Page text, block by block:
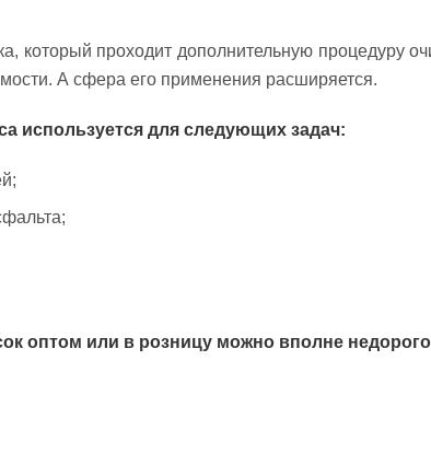
который проходит дополнительную процедуру
А сфера его применения расширяется.
используется для следующих задач:
оптом или в розницу можно вполне